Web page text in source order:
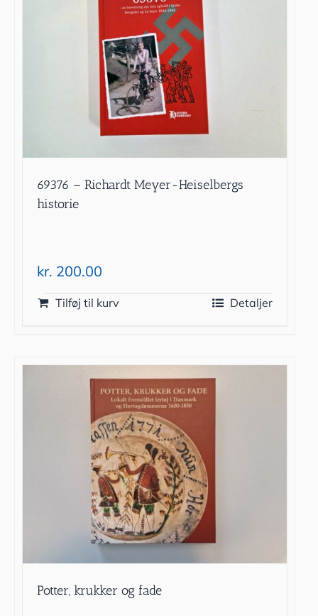
69376 – Richardt Meyer-Heiselbergs
historie
kr. 200.00
Tilføj til kurv Detaljer
Potter, krukker og fade